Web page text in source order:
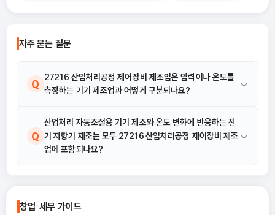
경비율의 개념부터, 어떤 경우에 어떤 방
으로 정리합니다.
자주 묻는 질문
Q
27216 산업처리공정 제어장비 제조업은 압력이나 온도를
측정하는 기기 제조업과 어떻게 구분되나요?
27216 산업처리공정 제어장비 제조업은 측정, 조정 및 시동, 정지
또는 작동장치를 갖추고 변수를 최상의 조건으로 '자동 조정'하는
기능에 중점을 둡니다. 반면, 단순한 측정 기능만 있는 기기는 별도
Q
산업처리 자동조절용 기기 제조와 온도 변화에 반응하는 전
기 저항기 제조는 모두 27216 산업처리공정 제어장비 제조
업에 포함되나요?
측정장치, 가스 및 액체 분석계기, 압력 측정장치는 물론, 산업처리
창업·세무 가이드